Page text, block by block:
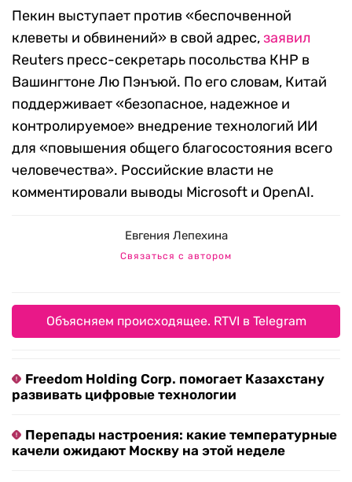
Пекин выступает против «беспочвенной
клеветы и обвинений» в свой адрес,заявил
Reuters пресс-секретарь посольства КНР в
Вашингтоне Лю Пэнъюй. По его словам, Китай
поддерживает «безопасное, надежное и
контролируемое» внедрение технологий ИИ
для «повышения общего благосостояния всего
человечества». Российские власти не
комментировали выводы Microsoft и OpenAI.
Евгения Лепехина
Связаться с автором
Объясняем происходящее. RTVI в Telegram
Freedom Holding Corp. помогает Казахстану
развивать цифровые технологии
Перепады настроения: какие температурные
качели ожидают Москву на этой неделе